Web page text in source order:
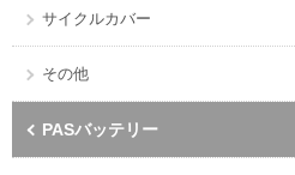
サイクルカバー
その他
PASバッテリー